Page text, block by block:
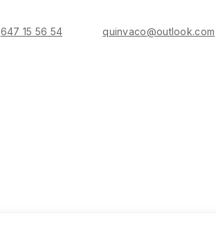
647 15 56 54 quinvaco@outlook.com